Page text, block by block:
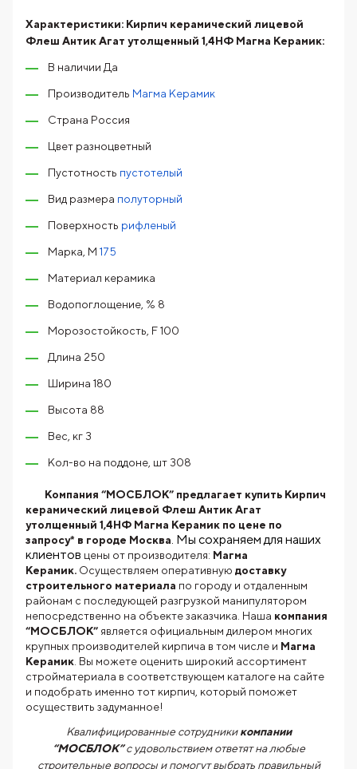
Характеристики: Кирпич керамический лицевой
Флеш Антик Агат утолщенный 1,4НФ Магма Керамик:
В наличии Да
Производитель Магма Керамик
Страна Россия
Цвет разноцветный
Пустотность пустотелый
Вид размера полуторный
Поверхность рифленый
Марка, М 175
Материал керамика
Водопоглощение, % 8
Морозостойкость, F 100
Длина 250
Ширина 180
Высота 88
Вес, кг 3
Кол-во на поддоне, шт 308
Компания “МОСБЛОК” предлагает купить Кирпич
керамический лицевой Флеш Антик Агат
утолщенный 1,4НФ Магма Керамик по цене по
запросу* в городе Москва. Мы сохраняем для наших
клиентов цены от производителя: Магма
Керамик. Осуществляем оперативную доставку
строительного материала по городу и отдаленным
районам с последующей разгрузкой манипулятором
непосредственно на объекте заказчика. Наша компания
“МОСБЛОК” является официальным дилером многих
крупных производителей кирпича в том числе и Магма
Керамик. Вы можете оценить широкий ассортимент
стройматериала в соответствующем каталоге на сайте
и подобрать именно тот кирпич, который поможет
осуществить задуманное!
Квалифицированные сотрудникикомпании
“МОСБЛОК”с удовольствием ответят на любые
строительные вопросы и помогут выбрать правильный